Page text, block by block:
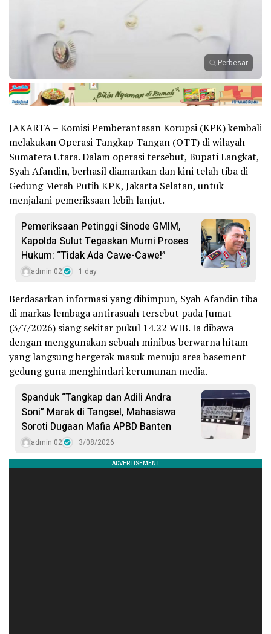
Perbesar
JAKARTA – Komisi Pemberantasan Korupsi (KPK) kembali
melakukan Operasi Tangkap Tangan (OTT) di wilayah
Sumatera Utara. Dalam operasi tersebut, Bupati Langkat,
Syah Afandin, berhasil diamankan dan kini telah tiba di
Gedung Merah Putih KPK, Jakarta Selatan, untuk
menjalani pemeriksaan lebih lanjut.
Pemeriksaan Petinggi Sinode GMIM,
Kapolda Sulut Tegaskan Murni Proses
Hukum: “Tidak Ada Cawe-Cawe!”
admin 02 1 day
Berdasarkan informasi yang dihimpun, Syah Afandin tiba
di markas lembaga antirasuah tersebut pada Jumat
(3/7/2026) siang sekitar pukul 14.22 WIB. Ia dibawa
dengan menggunakan sebuah minibus berwarna hitam
yang langsung bergerak masuk menuju area basement
gedung guna menghindari kerumunan media.
Spanduk “Tangkap dan Adili Andra
Soni” Marak di Tangsel, Mahasiswa
Soroti Dugaan Mafia APBD Banten
admin 02 3/08/2026